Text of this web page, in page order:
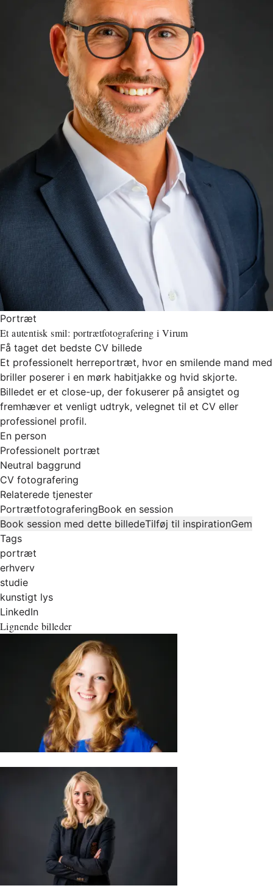
Portræt
Et autentisk smil: portrætfotografering i Virum
Få taget det bedste CV billede
Et professionelt herreportræt, hvor en smilende mand med
briller poserer i en mørk habitjakke og hvid skjorte.
Billedet er et close-up, der fokuserer på ansigtet og
fremhæver et venligt udtryk, velegnet til et CV eller
professionel profil.
En person
Professionelt portræt
Neutral baggrund
CV fotografering
Relaterede tjenester
PortrætfotograferingBook en session
Book session med dette billedeTilføj til inspirationGem
Tags
portræt
erhverv
studie
kunstigt lys
LinkedIn
Lignende billeder